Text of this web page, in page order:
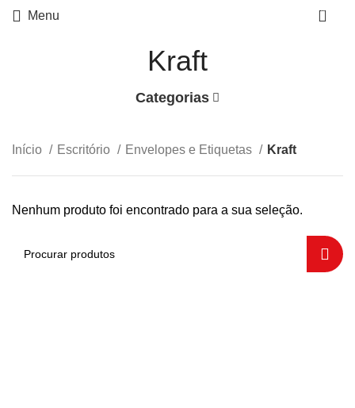
Menu 0
Kraft
Categorias
Início Escritório Envelopes e Etiquetas Kraft
Nenhum produto foi encontrado para a sua seleção.